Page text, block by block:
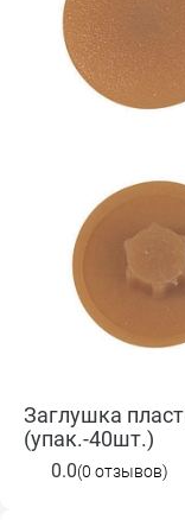
Заглушка
(упак.-40шт.)
0.0(0 отзывов)